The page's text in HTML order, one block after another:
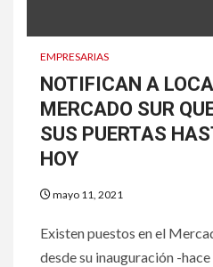
EMPRESARIAS
NOTIFICAN A
MERCADO SUR
SUS PUERTAS
HOY
mayo 11, 2021
Existen puestos en el
desde su inauguración -